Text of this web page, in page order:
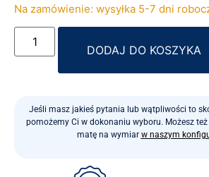
Na zamówienie: wysyłka 5-7 dni
DODAJ DO KOSZYKA
Jeśli masz jakieś pytania lub wątpliwości to
pomożemy Ci w dokonaniu wyboru. Możesz
matę na wymiar w naszym